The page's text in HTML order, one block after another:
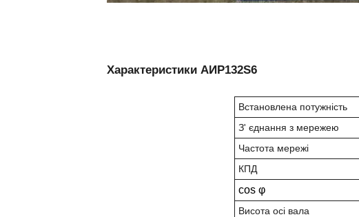
Характеристики АИР132S6
Встановлена потужність
З' єднання з мережею
Частота мережі
КПД
cos φ
Висота осі вала